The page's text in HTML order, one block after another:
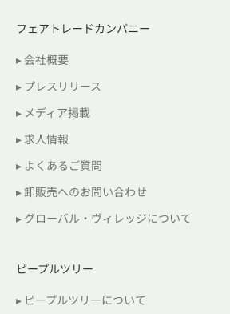
フェアトレードカンパニー
▸ 会社概要
▸ プレスリリース
▸ メディア掲載
▸ 求人情報
▸ よくあるご質問
▸ 卸販売へのお問い合わせ
▸ グローバル・ヴィレッジについて
ピープルツリー
▸ ピープルツリーについて